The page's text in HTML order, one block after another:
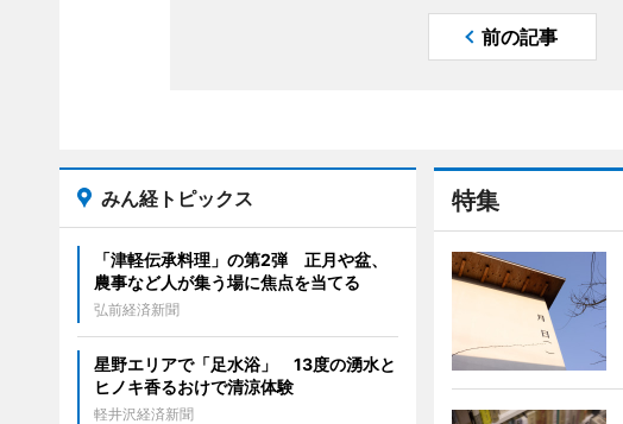
前の記事
特集
みん経トピックス
「津軽伝承料理」の第2弾 正月や盆、
農事など人が集う場に焦点を当てる
弘前経済新聞
星野エリアで「足水浴」 13度の湧水と
ヒノキ香るおけで清涼体験
軽井沢経済新聞